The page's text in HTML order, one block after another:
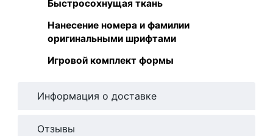
Быстросохнущая ткань
Нанесение номера и фамилии
оригинальными шрифтами
Игровой комплект формы
Информация о доставке
Отзывы